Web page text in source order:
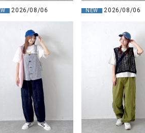
2026/08/06 NEW 2026/08/06